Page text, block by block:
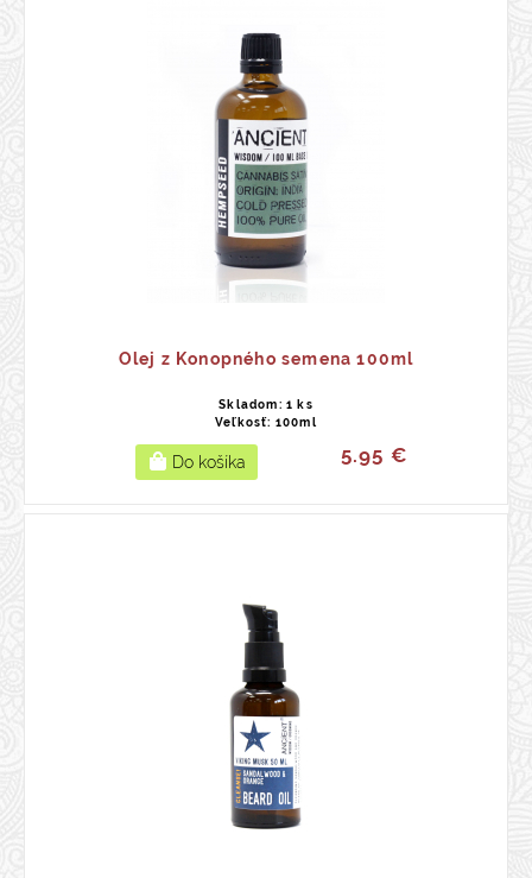
Olej z Konopného semena 100ml
Skladom: 1 ks
Veľkosť: 100ml
5.95 €